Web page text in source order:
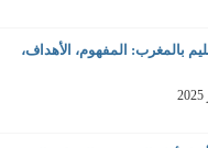
بالمغرب: المفهوم، الأهداف،